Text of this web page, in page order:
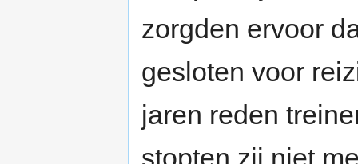
zorgden ervoor
gesloten voor
jaren reden
stopten zij niet